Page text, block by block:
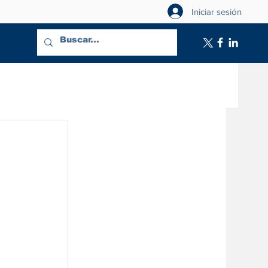
Iniciar sesión